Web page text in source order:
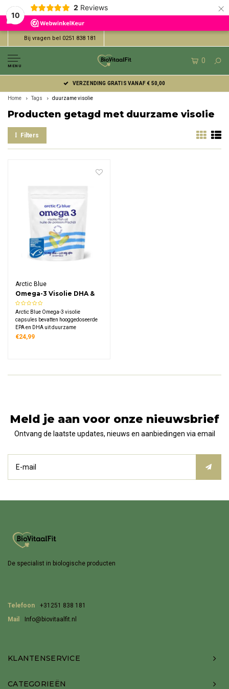
10
2 Reviews ×
Bij vragen bel 0251 838 181
MENU
0
VERZENDING GRATIS VANAF € 50,00
Home Tags duurzame visolie
Producten getagd met duurzame visolie
Filters
Arctic Blue
Omega-3 Visolie DHA &
EPA Capsules
Arctic Blue Omega-3 visolie
capsules bevatten hooggedoseerde
EPA en DHA uit duurzame
Alaskaanse wilde vis. Deze MSC-
€24,99
Meld je aan voor onze nieuwsbrief
Ontvang de laatste updates, nieuws en aanbiedingen via email
De specialist in biologische producten
Telefoon
+31251 838 181
Mail
Info@biovitaalfit.nl
KLANTENSERVICE
CATEGORIEËN